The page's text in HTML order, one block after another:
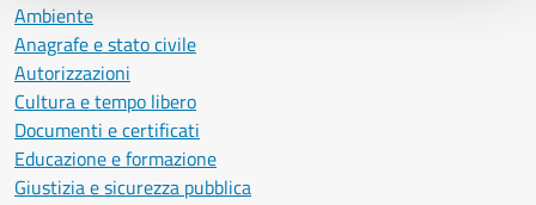
Ambiente
Anagrafe e stato civile
Autorizzazioni
Cultura e tempo libero
Documenti e certificati
Educazione e formazione
Giustizia e sicurezza pubblica